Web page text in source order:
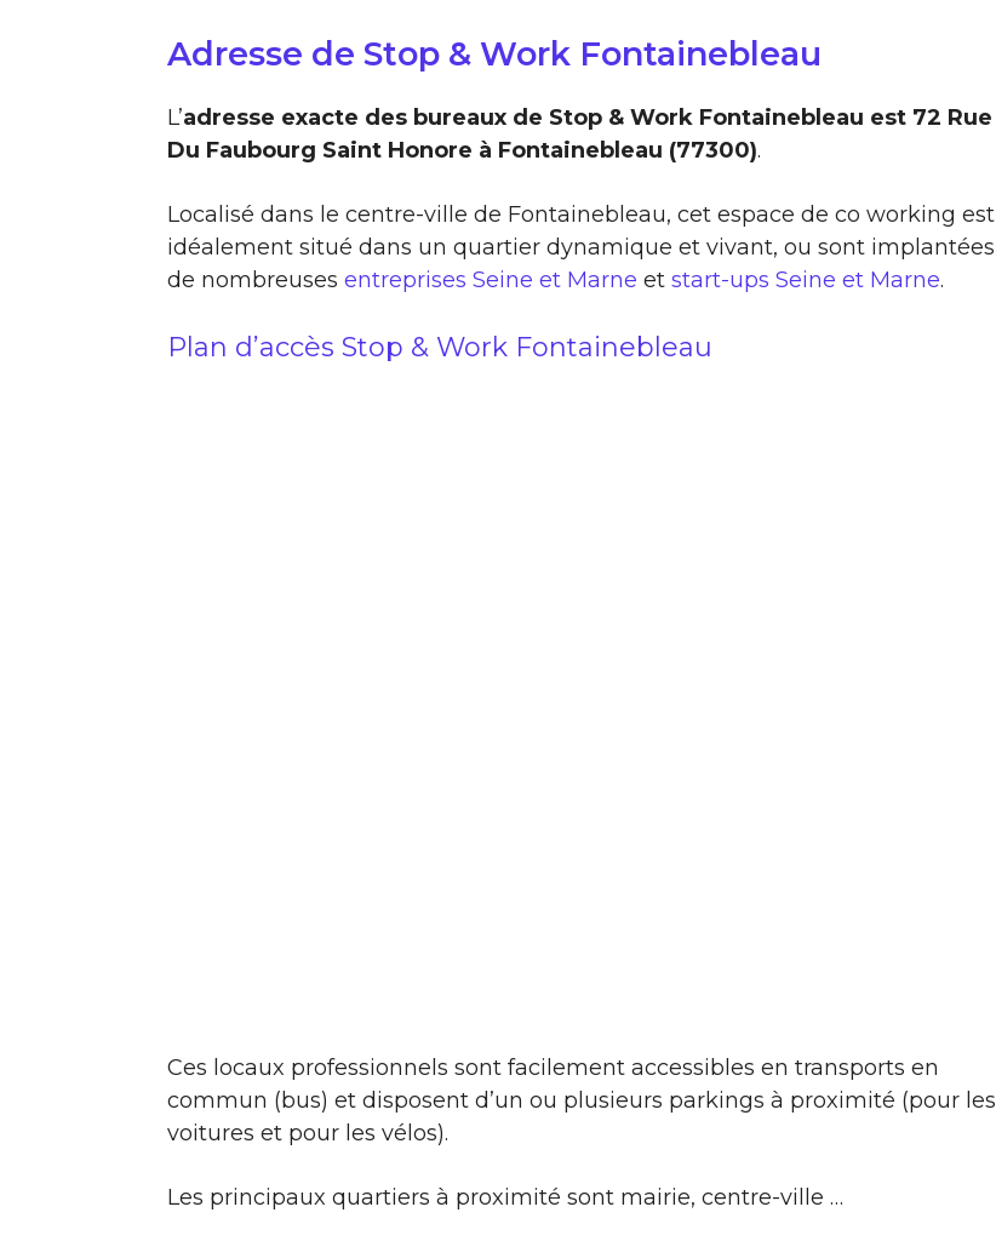
Adresse de Stop & Work Fontainebleau
L’adresse exacte des bureaux de Stop & Work Fontainebleau est 72 Rue
Du Faubourg Saint Honore à Fontainebleau (77300).
Localisé dans le centre-ville de Fontainebleau, cet espace de co working est
idéalement situé dans un quartier dynamique et vivant, ou sont implantées
de nombreuses entreprises Seine et Marne et start-ups Seine et Marne.
Plan d’accès Stop & Work Fontainebleau
Ces locaux professionnels sont facilement accessibles en transports en
commun (bus) et disposent d’un ou plusieurs parkings à proximité (pour les
voitures et pour les vélos).
Les principaux quartiers à proximité sont mairie, centre-ville …